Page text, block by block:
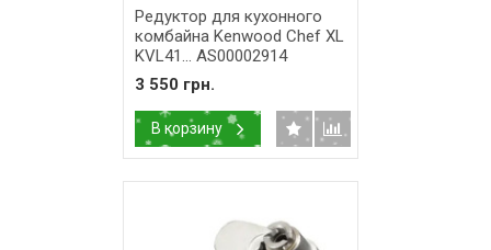
Редуктор для кухонного
комбайна Kenwood Chef XL
KVL41... AS00002914
AS00004377
3 550 грн.
В корзину